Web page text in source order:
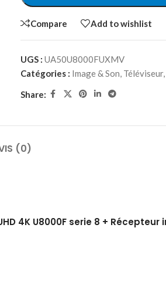
Compare Add to wishlist
UGS : UA50U8000FUXMV
Catégories : Image & Son, Téléviseur,
Share:
(0)
4K U8000F serie 8 + Récepteur